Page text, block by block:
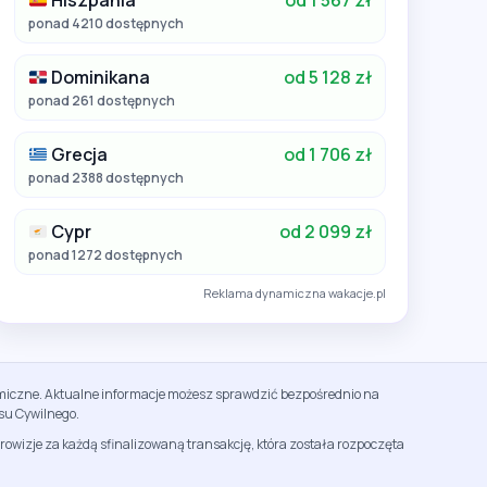
ponad 4210 dostępnych
Dominikana od 5 128 zł
ponad 261 dostępnych
Grecja od 1 706 zł
ponad 2388 dostępnych
Cypr od 2 099 zł
ponad 1272 dostępnych
Reklama dynamiczna wakacje.pl
Aktualne informacje możesz sprawdzić bezpośrednio na
Cywilnego.
za każdą sfinalizowaną transakcję, która została rozpoczęta